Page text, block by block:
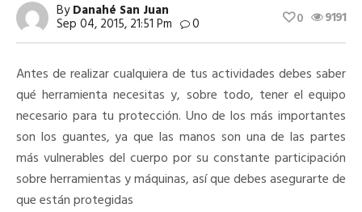
ByDanahé San Juan
Sep 04, 2015, 21:51 Pm 0 9191
0
Antes de realizar cualquiera de tus actividades debes saber
qué herramienta necesitas y, sobre todo, tener el equipo
necesario para tu protección. Uno de los más importantes
son los guantes, ya que las manos son una de las partes
más vulnerables del cuerpo por su constante participación
sobre herramientas y máquinas, así que debes asegurarte de
que están protegidas